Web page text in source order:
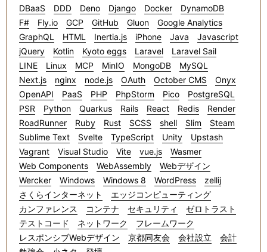
DBaaS
DDD Deno Django Docker
DynamoDB
F#
Fly.io GCP GitHub Gluon
Google Analytics
GraphQL
HTML Inertia.js iPhone Java
Javascript
jQuery
Kotlin Kyoto eggs Laravel
Laravel Sail
LINE
Linux MCP MinIO MongoDB
MySQL
Next.js
nginx node.js OAuth October CMS
Onyx
OpenAPI
PaaS PHP PhpStorm Pico
PostgreSQL
PSR
Python Quarkus Rails React Redis
Render
RoadRunner
Ruby Rust SCSS shell Slim
Steam
Sublime Text
Svelte TypeScript Unity
Upstash
Vagrant
Visual Studio Vite vue.js
Wasmer
Web Components
WebAssembly
Webデザイン
Wercker
Windows Windows 8 WordPress
zellij
さくらインターネット
エッジコンピューティング
カンファレンス
コンテナ セキュリティ
ゼロトラスト
テストコード
ネットワーク
フレームワーク
レスポンシブWebデザイン
京都同友会 会社設立
会計